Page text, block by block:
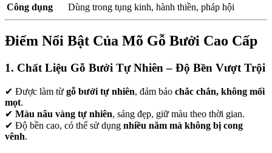
Công dụng
Dùng trong tụng kinh, hành thiền, pháp hội
Điểm Nổi Bật Của Mõ Gỗ Bưởi Cao Cấp
1. Chất Liệu Gỗ Bưởi Tự Nhiên – Độ Bền Vượt Trội
✔ Được làm từ gỗ bưởi tự nhiên, đảm bảo chắc chắn, không mối
mọt.
✔ Màu nâu vàng tự nhiên, sáng đẹp, giữ màu theo thời gian.
✔ Độ bền cao, có thể sử dụng nhiều năm mà không bị cong
vênh.